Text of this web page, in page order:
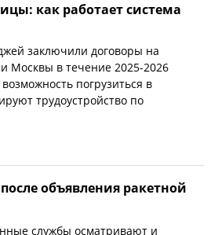
как работает система
заключили договоры на
Москвы в течение 2025-2026
погрузиться в
трудоустройство по
объявления ракетной
службы осматривают и